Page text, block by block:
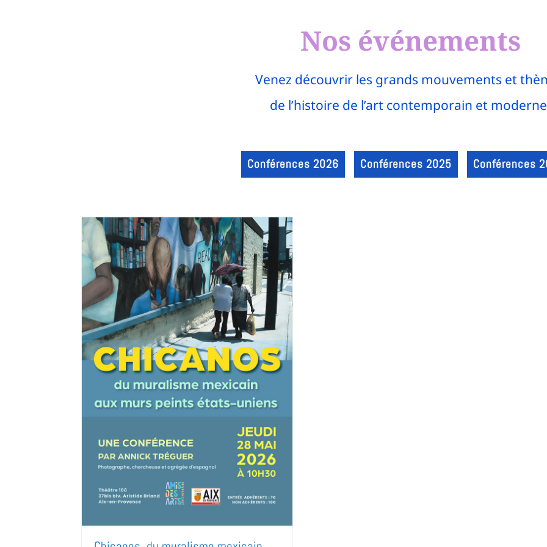
Nos événements
Venez découvrir les grands mouvements et
de l’histoire de l’art contemporain et
Conférences 2026 Conférences 2025 Conférences